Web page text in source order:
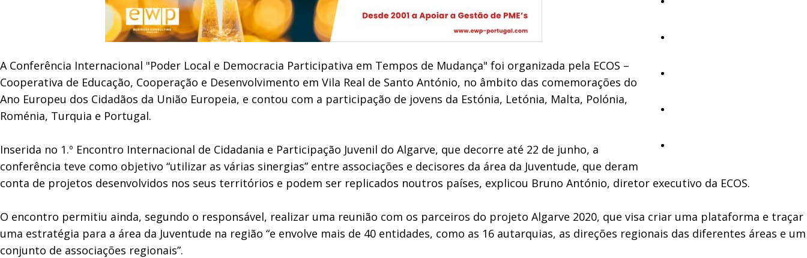
A Conferência Internacional "Poder Local e Democracia Participativa em Tempos de Mudança" foi organizada pela ECOS –
Cooperativa de Educação, Cooperação e Desenvolvimento em Vila Real de Santo António, no âmbito das comemorações do
Ano Europeu dos Cidadãos da União Europeia, e contou com a participação de jovens da Estónia, Letónia, Malta, Polónia,
Roménia, Turquia e Portugal.
Inserida no 1.º Encontro Internacional de Cidadania e Participação Juvenil do Algarve, que decorre até 22 de junho, a
conferência teve como objetivo “utilizar as várias sinergias” entre associações e decisores da área da Juventude, que deram
conta de projetos desenvolvidos nos seus territórios e podem ser replicados noutros países, explicou Bruno António, diretor executivo da ECOS.
O encontro permitiu ainda, segundo o responsável, realizar uma reunião com os parceiros do projeto Algarve 2020, que visa criar uma plataforma e traçar
uma estratégia para a área da Juventude na região “e envolve mais de 40 entidades, como as 16 autarquias, as direções regionais das diferentes áreas e um
conjunto de associações regionais”.